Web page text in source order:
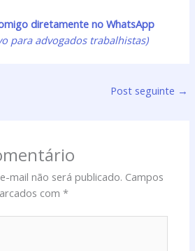
diretamente no WhatsApp
para advogados trabalhistas)
Post seguinte →
mail não será publicado. Campos
com*